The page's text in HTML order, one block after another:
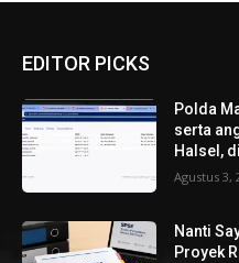
EDITOR PICKS
Polda
serta
Halsel,
Agustus 3,
Nanti
Proyek